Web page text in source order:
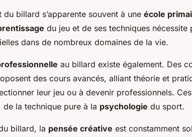
du billard s’apparente souvent à une école
du jeu et de ses techniques
dans de nombreux domaines de la vie.
au billard existe également. Des
des cours avancés, alliant théorie et
leur jeu ou à devenir professionnels.
de la technique pure à la psychologie du sport.
billard, la pensée créative est constamment